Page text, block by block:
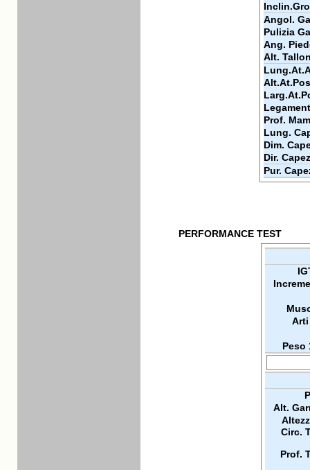
Angol.
Pulizia
Ang.
Alt.
Prof.
Lung.
Dim.
Dir.
Pur.
PERFORMANCE TEST
Arti
Peso
Alt.
Circ.
Prof.